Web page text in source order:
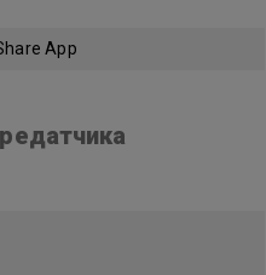
App